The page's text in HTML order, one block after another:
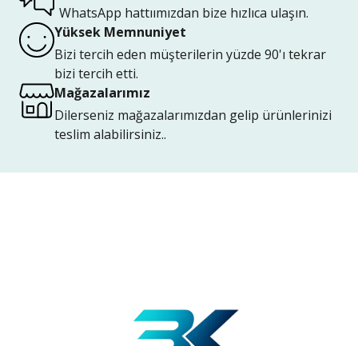
WhatsApp hattıımızdan bize hızlıca ulaşın.
Yüksek Memnuniyet
Bizi tercih eden müşterilerin yüzde 90'ı tekrar
bizi tercih etti.
Mağazalarımız
Dilerseniz mağazalarımızdan gelip ürünlerinizi
teslim alabilirsiniz..